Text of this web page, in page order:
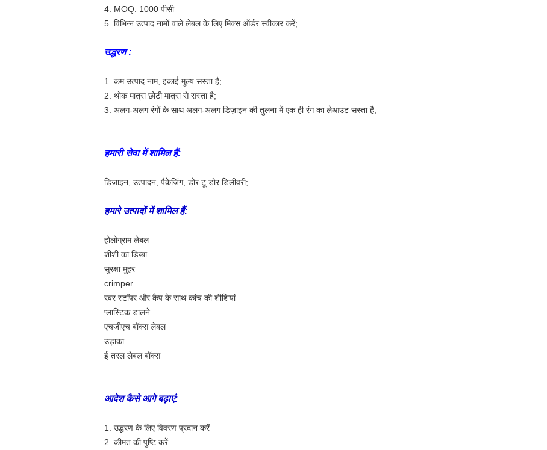
4. MOQ: 1000 पीसी
5. विभिन्न उत्पाद नामों वाले लेबल के लिए मिक्स ऑर्डर स्वीकार करें;
उद्धरण :
1. कम उत्पाद नाम, इकाई मूल्य सस्ता है;
2. थोक मात्रा छोटी मात्रा से सस्ता है;
3. अलग-अलग रंगों के साथ अलग-अलग डिज़ाइन की तुलना में एक ही रंग का लेआउट सस्ता है;
हमारी सेवा में शामिल हैं:
डिजाइन, उत्पादन, पैकेजिंग, डोर टू डोर डिलीवरी;
हमारे उत्पादों में शामिल हैं:
होलोग्राम लेबल
शीशी का डिब्बा
सुरक्षा मुहर
crimper
रबर स्टॉपर और कैप के साथ कांच की शीशियां
प्लास्टिक डालने
एचजीएच बॉक्स लेबल
उड़ाका
ई तरल लेबल बॉक्स
आदेश कैसे आगे बढ़ाएं:
1. उद्धरण के लिए विवरण प्रदान करें
2. कीमत की पुष्टि करें